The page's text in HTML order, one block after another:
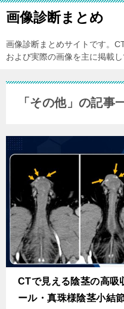
画像診断まとめ
画像診断まとめサイトです。
および実際の画像を主に掲載し
「その他」の記事
CTで見える陰茎の高吸
ール・真珠様陰茎小結